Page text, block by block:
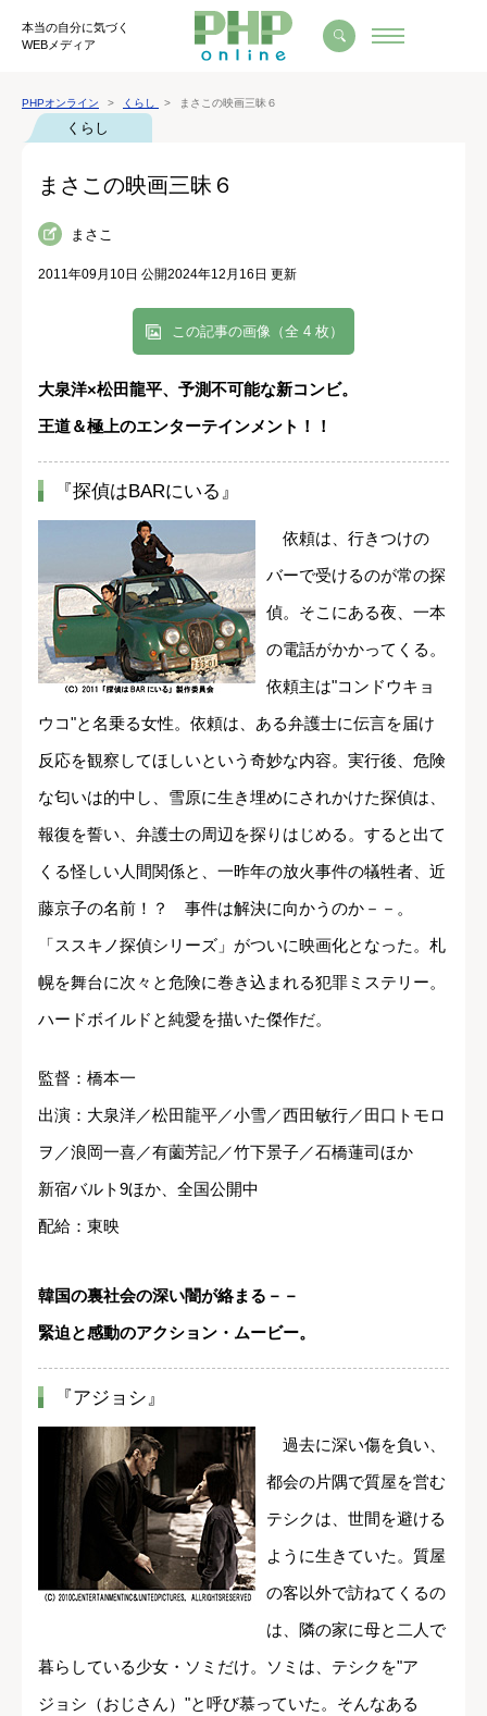
本当の自分に気づく
WEBメディア
PHPオンライン くらし まさこの映画三昧６
くらし
まさこの映画三昧６
まさこ
2011年09月10日 公開2024年12月16日 更新
この記事の画像（全 4 枚）
大泉洋×松田龍平、予測不可能な新コンビ。
王道＆極上のエンターテインメント！！
『探偵はBARにいる』
依頼は、行きつけの
バーで受けるのが常の探
偵。そこにある夜、一本
の電話がかかってくる。
依頼主は"コンドウキョ
ウコ"と名乗る女性。依頼は、ある弁護士に伝言を届け
反応を観察してほしいという奇妙な内容。実行後、危険
な匂いは的中し、雪原に生き埋めにされかけた探偵は、
報復を誓い、弁護士の周辺を探りはじめる。すると出て
くる怪しい人間関係と、一昨年の放火事件の犠牲者、近
藤京子の名前！？ 事件は解決に向かうのか－－。
「ススキノ探偵シリーズ」がついに映画化となった。札
幌を舞台に次々と危険に巻き込まれる犯罪ミステリー。
ハードボイルドと純愛を描いた傑作だ。
監督：橋本一
出演：大泉洋／松田龍平／小雪／西田敏行／田口トモロ
ヲ／浪岡一喜／有薗芳記／竹下景子／石橋蓮司ほか
新宿バルト9ほか、全国公開中
配給：東映
韓国の裏社会の深い闇が絡まる－－
緊迫と感動のアクション・ムービー。
『アジョシ』
過去に深い傷を負い、
都会の片隅で質屋を営む
テシクは、世間を避ける
ように生きていた。質屋
の客以外で訪ねてくるの
は、隣の家に母と二人で
暮らしている少女・ソミだけ。ソミは、テシクを"ア
ジョシ（おじさん）"と呼び慕っていた。そんなある